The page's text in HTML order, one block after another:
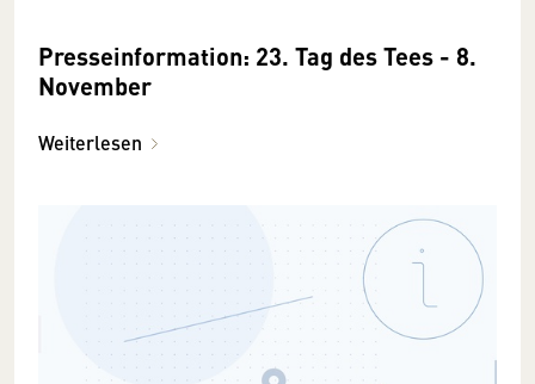
Presseinformation: 23. Tag des Tees - 8.
November
Weiterlesen